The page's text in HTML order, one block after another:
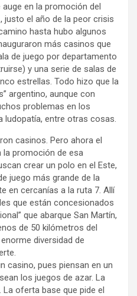
en la promoción del
justo el año de la peor crisis
hasta hubo algunos
más casinos que
de juego por departamento
y una serie de salas de
estrellas. Todo hizo que la
argentino, aunque con
problemas en los
ludopatía, entre otras cosas.
casinos. Pero ahora el
la promoción de esa
crear un polo en el Este,
juego más grande de la
en cercanías a la ruta 7. Allí
que están concesionados
que abarque San Martín,
de 50 kilómetros del
diversidad de
casino, pues piensan en un
los juegos de azar. La
oferta base que pide el